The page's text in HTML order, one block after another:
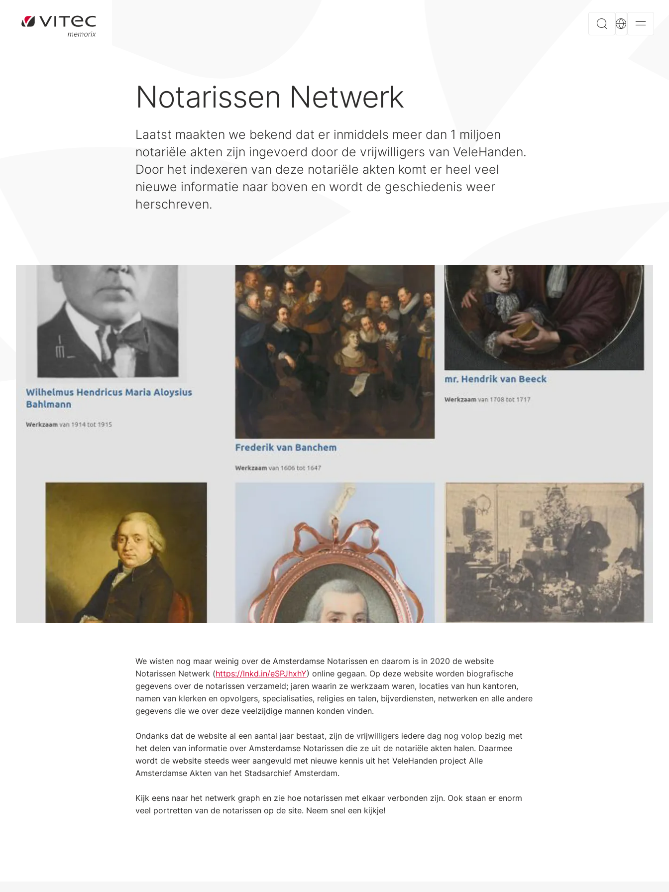
Notarissen Netwerk
Laatst maakten we bekend dat er inmiddels meer dan 1 miljoen
notariële akten zijn ingevoerd door de vrijwilligers van VeleHanden.
Door het indexeren van deze notariële akten komt er heel veel
nieuwe informatie naar boven en wordt de geschiedenis weer
herschreven.
We wisten nog maar weinig over de Amsterdamse Notarissen en daarom is in 2020 de website
Notarissen Netwerk (https://lnkd.in/eSPJhxhY) online gegaan. Op deze website worden biografische
gegevens over de notarissen verzameld; jaren waarin ze werkzaam waren, locaties van hun kantoren,
namen van klerken en opvolgers, specialisaties, religies en talen, bijverdiensten, netwerken en alle andere
gegevens die we over deze veelzijdige mannen konden vinden.
Ondanks dat de website al een aantal jaar bestaat, zijn de vrijwilligers iedere dag nog volop bezig met
het delen van informatie over Amsterdamse Notarissen die ze uit de notariële akten halen. Daarmee
wordt de website steeds weer aangevuld met nieuwe kennis uit het VeleHanden project Alle
Amsterdamse Akten van het Stadsarchief Amsterdam.
Kijk eens naar het netwerk graph en zie hoe notarissen met elkaar verbonden zijn. Ook staan er enorm
veel portretten van de notarissen op de site. Neem snel een kijkje!